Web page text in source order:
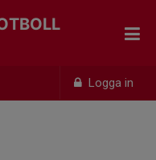
Logga in